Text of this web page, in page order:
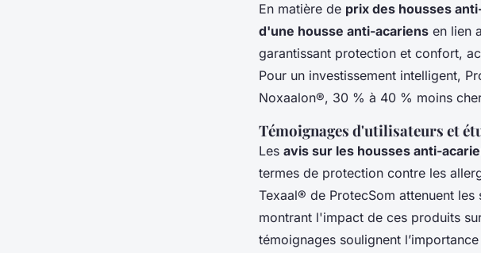
En matière de prix des housses
d'une housse anti-acariens en lien
garantissant protection et confort,
Pour un investissement intelligent,
Noxaalon®, 30 % à 40 % moins
Témoignages d'utilisateurs et
Les avis sur les housses anti-
termes de protection contre les
Texaal® de ProtecSom attenuent
montrant l'impact de ces produits
témoignages soulignent